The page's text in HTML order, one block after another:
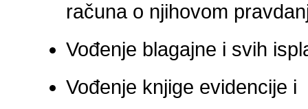
računa o njihovom
Vođenje blagajne i svih
Vođenje knjige evidencije